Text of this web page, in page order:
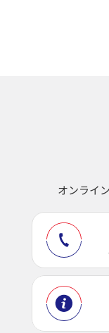
オンライ